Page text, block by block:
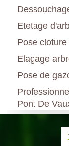
Etetage
Pose
Elagage
Pose de
Pont De